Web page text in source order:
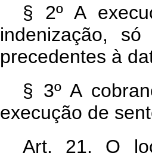
§ 2º A
indenização,
precedentes à
§ 3º A
execução de
Art. 21. O